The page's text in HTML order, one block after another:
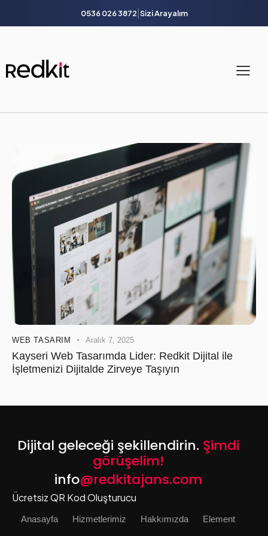
0536 026 3872 Sizi Arayalım
WEB TASARIM Aralık 7, 2025
Kayseri Web Tasarımda Lider: Redkit Dijital ile
İşletmenizi Dijitalde Zirveye Taşıyın
Dijital geleceği şekillendirin. Şimdi
görüşelim!
info@redkitajans.com
Ücretsiz QR Kod Oluşturucu
Anasayfa Hizmetlerimiz Hakkımızda Element